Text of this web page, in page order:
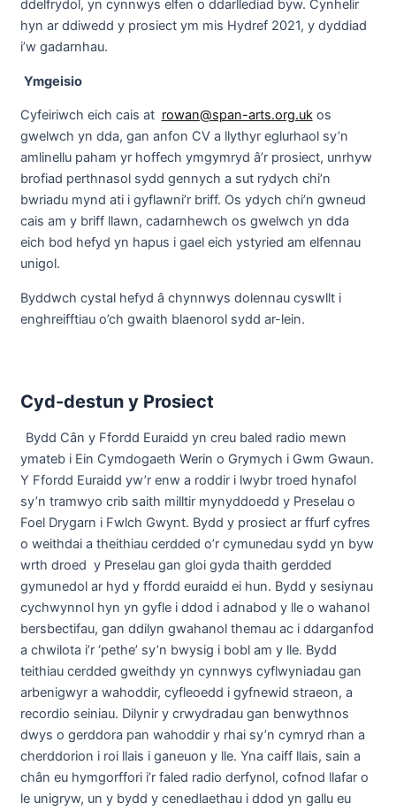
ddelfrydol, yn cynnwys elfen o ddarllediad byw. Cynhelir
hyn ar ddiwedd y prosiect ym mis Hydref 2021, y dyddiad
i’w gadarnhau.
Ymgeisio
Cyfeiriwch eich cais at rowan@span-arts.org.ukos
gwelwch yn dda, gan anfon CV a llythyr eglurhaol sy’n
amlinellu paham yr hoffech ymgymryd â’r prosiect, unrhyw
brofiad perthnasol sydd gennych a sut rydych chi’n
bwriadu mynd ati i gyflawni’r briff. Os ydych chi’n gwneud
cais am y briff llawn, cadarnhewch os gwelwch yn dda
eich bod hefyd yn hapus i gael eich ystyried am elfennau
unigol.
Byddwch cystal hefyd â chynnwys dolennau cyswllt i
enghreifftiau o’ch gwaith blaenorol sydd ar-lein.
Cyd-destun y Prosiect
Bydd Cân y Ffordd Euraidd yn creu baled radio mewn
ymateb i Ein Cymdogaeth Werin o Grymych i Gwm Gwaun.
Y Ffordd Euraidd yw’r enw a roddir i lwybr troed hynafol
sy’n tramwyo crib saith milltir mynyddoedd y Preselau o
Foel Drygarn i Fwlch Gwynt. Bydd y prosiect ar ffurf cyfres
o weithdai a theithiau cerdded o’r cymunedau sydd yn byw
wrth droed y Preselau gan gloi gyda thaith gerdded
gymunedol ar hyd y ffordd euraidd ei hun. Bydd y sesiynau
cychwynnol hyn yn gyfle i ddod i adnabod y lle o wahanol
bersbectifau, gan ddilyn gwahanol themau ac i ddarganfod
a chwilota i’r ‘pethe’ sy’n bwysig i bobl am y lle. Bydd
teithiau cerdded gweithdy yn cynnwys cyflwyniadau gan
arbenigwyr a wahoddir, cyfleoedd i gyfnewid straeon, a
recordio seiniau. Dilynir y crwydradau gan benwythnos
dwys o gerddora pan wahoddir y rhai sy’n cymryd rhan a
cherddorion i roi llais i ganeuon y lle. Yna caiff llais, sain a
chân eu hymgorffori i’r faled radio derfynol, cofnod llafar o
le unigryw, un y bydd y cenedlaethau i ddod yn gallu eu